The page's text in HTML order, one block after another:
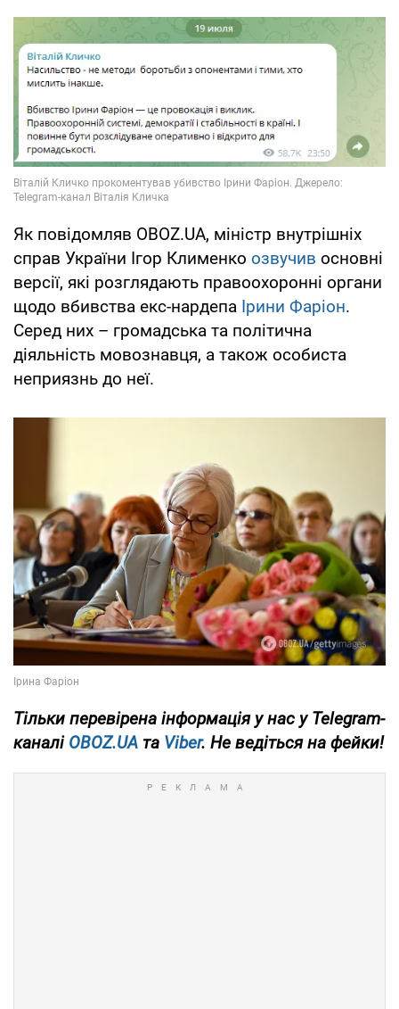
Як повідомляв OBOZ.UA, міністр внутрішніх
справ України Ігор Клименко озвучив основні
версії, які розглядають правоохоронні органи
щодо вбивства екс-нардепа Ірини Фаріон.
Серед них – громадська та політична
діяльність мовознавця, а також особиста
неприязнь до неї.
Тільки перевірена інформація у нас у Telegram-
каналі OBOZ.UA та Viber. Не ведіться на фейки!